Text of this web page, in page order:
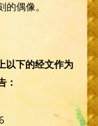
偶像。
以下的经文作为
：